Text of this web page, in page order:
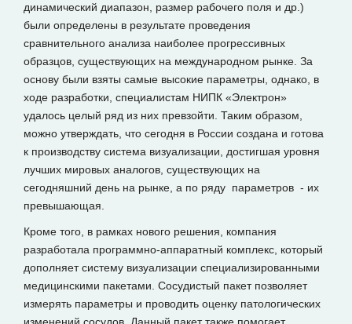
динамический диапазон, размер рабочего поля и др.)
были определены в результате проведения
сравнительного анализа наиболее прогрессивных
образцов, существующих на международном рынке. За
основу были взяты самые высокие параметры, однако, в
ходе разработки, специалистам НИПК «Электрон»
удалось целый ряд из них превзойти. Таким образом,
можно утверждать, что сегодня в России создана и готова
к производству система визуализации, достигшая уровня
лучших мировых аналогов, существующих на
сегодняшний день на рынке, а по ряду параметров - их
превышающая.
Кроме того, в рамках нового решения, компания
разработала программно-аппаратный комплекс, который
дополняет систему визуализации специализированными
медицинскими пакетами. Сосудистый пакет позволяет
измерять параметры и проводить оценку патологических